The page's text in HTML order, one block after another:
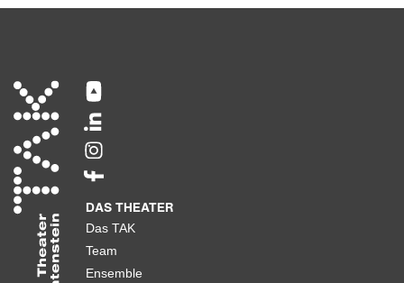
DAS THEATER
Das TAK
Team
Ensemble